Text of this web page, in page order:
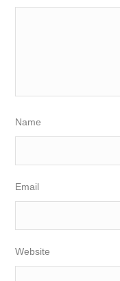
Name
Email
Website